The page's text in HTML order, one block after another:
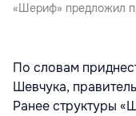
«Шериф» предложил
По словам
Шевчука,
Ранее структуры